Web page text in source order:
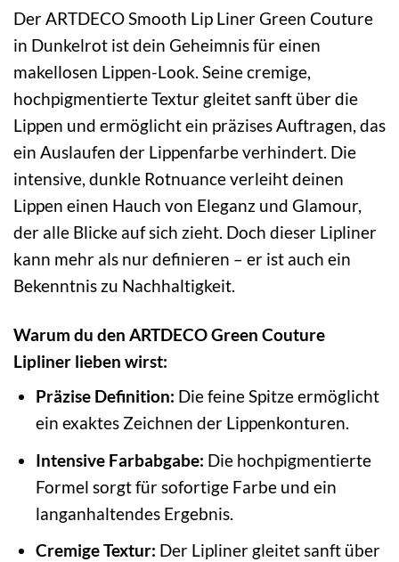
Der ARTDECO Smooth Lip Liner Green Couture
in Dunkelrot ist dein Geheimnis für einen
makellosen Lippen-Look. Seine cremige,
hochpigmentierte Textur gleitet sanft über die
Lippen und ermöglicht ein präzises Auftragen, das
ein Auslaufen der Lippenfarbe verhindert. Die
intensive, dunkle Rotnuance verleiht deinen
Lippen einen Hauch von Eleganz und Glamour,
der alle Blicke auf sich zieht. Doch dieser Lipliner
kann mehr als nur definieren – er ist auch ein
Bekenntnis zu Nachhaltigkeit.
Warum du den ARTDECO Green Couture
Lipliner lieben wirst:
Präzise Definition: Die feine Spitze ermöglicht
ein exaktes Zeichnen der Lippenkonturen.
Intensive Farbabgabe: Die hochpigmentierte
Formel sorgt für sofortige Farbe und ein
langanhaltendes Ergebnis.
Cremige Textur: Der Lipliner gleitet sanft über